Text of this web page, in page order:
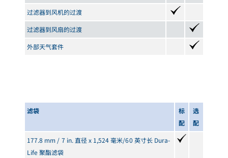
过滤器到风机的过渡
过滤器到风扇的过渡
外部天气套件
滤袋
标
配
选
配
177.8 mm / 7 in. 直径 x 1,524 毫米/60 英寸长 Dura-
Life 聚酯滤袋